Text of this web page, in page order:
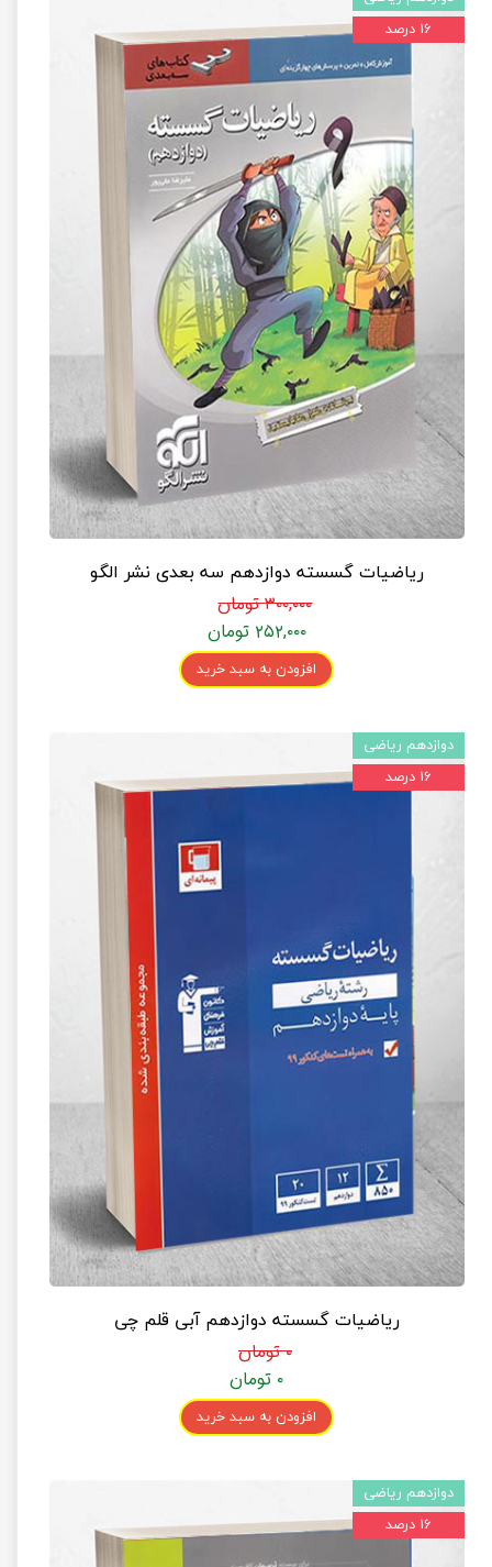
ریاضیات گسسته دوازدهم سه بعدی نشر الگو
۳۰۰,۰۰۰ تومان
۲۵۲,۰۰۰ تومان
افزودن به سبد خرید
۱۶ درصد
ریاضیات گسسته دوازدهم آبی قلم چی
۰ تومان
۰ تومان
افزودن به سبد خرید
دوازدهم ریاضی
۱۶ درصد
دوازدهم ریاضی
۱۶ درصد